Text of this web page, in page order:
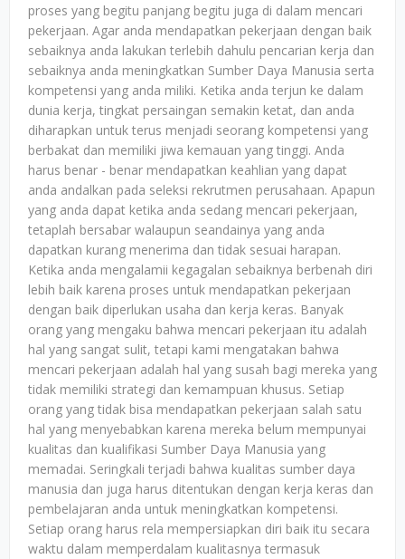
proses yang begitu panjang begitu juga di dalam mencari
pekerjaan. Agar anda mendapatkan pekerjaan dengan baik
sebaiknya anda lakukan terlebih dahulu pencarian kerja dan
sebaiknya anda meningkatkan Sumber Daya Manusia serta
kompetensi yang anda miliki. Ketika anda terjun ke dalam
dunia kerja, tingkat persaingan semakin ketat, dan anda
diharapkan untuk terus menjadi seorang kompetensi yang
berbakat dan memiliki jiwa kemauan yang tinggi. Anda
harus benar - benar mendapatkan keahlian yang dapat
anda andalkan pada seleksi rekrutmen perusahaan. Apapun
yang anda dapat ketika anda sedang mencari pekerjaan,
tetaplah bersabar walaupun seandainya yang anda
dapatkan kurang menerima dan tidak sesuai harapan.
Ketika anda mengalamii kegagalan sebaiknya berbenah diri
lebih baik karena proses untuk mendapatkan pekerjaan
dengan baik diperlukan usaha dan kerja keras. Banyak
orang yang mengaku bahwa mencari pekerjaan itu adalah
hal yang sangat sulit, tetapi kami mengatakan bahwa
mencari pekerjaan adalah hal yang susah bagi mereka yang
tidak memiliki strategi dan kemampuan khusus. Setiap
orang yang tidak bisa mendapatkan pekerjaan salah satu
hal yang menyebabkan karena mereka belum mempunyai
kualitas dan kualifikasi Sumber Daya Manusia yang
memadai. Seringkali terjadi bahwa kualitas sumber daya
manusia dan juga harus ditentukan dengan kerja keras dan
pembelajaran anda untuk meningkatkan kompetensi.
Setiap orang harus rela mempersiapkan diri baik itu secara
waktu dalam memperdalam kualitasnya termasuk